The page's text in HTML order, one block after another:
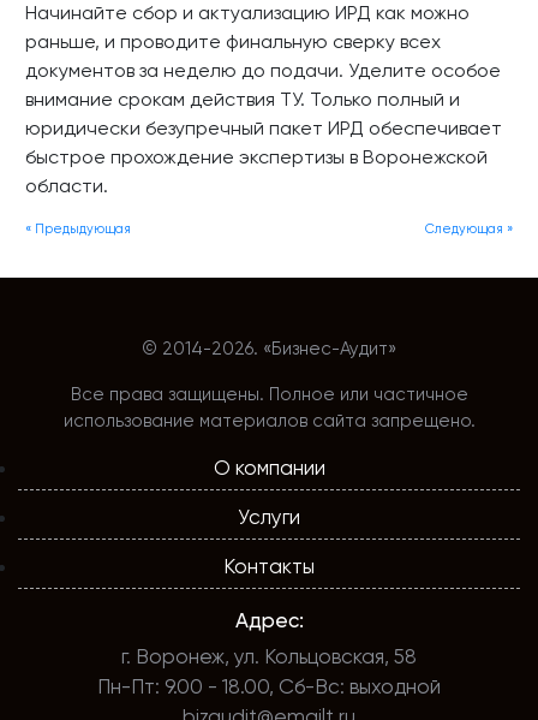
Начинайте сбор и актуализацию ИРД как можно
раньше, и проводите финальную сверку всех
документов за неделю до подачи. Уделите особое
внимание срокам действия ТУ. Только полный и
юридически безупречный пакет ИРД обеспечивает
быстрое прохождение экспертизы в Воронежской
области.
Следующая »
« Предыдующая
© 2014-2026. «Бизнес-Аудит»
Все права защищены. Полное или частичное
использование материалов сайта запрещено.
О компании
Услуги
Контакты
Адрес:
г. Воронеж, ул. Кольцовская, 58
Пн-Пт: 9.00 - 18.00, Сб-Вс: выходной